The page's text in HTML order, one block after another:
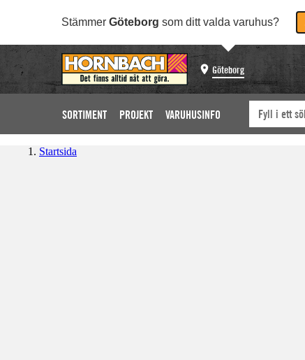
Stämmer Göteborg som ditt valda varuhus?
Göteborg
SORTIMENT PROJEKT VARUHUSINFO
Startsida